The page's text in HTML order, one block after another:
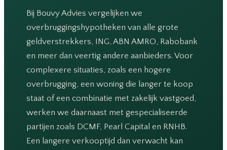
Bij Bouvy Advies vergelijken we
overbruggingshypotheken van alle grote
geldverstrekkers, ING, ABN AMRO, Rabobank
en meer dan veertig andere aanbieders. Voor
complexere situaties, zoals een hogere
overbrugging, een woning die langer te koop
staat of een combinatie met zakelijk vastgoed,
werken we daarnaast met gespecialiseerde
partijen zoals DCMF, Pearl Capital en RNHB.
Een langere verkooptijd dan verwacht kan